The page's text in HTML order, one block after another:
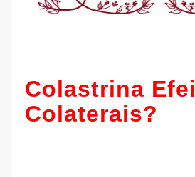
Colastrina
Colaterais?